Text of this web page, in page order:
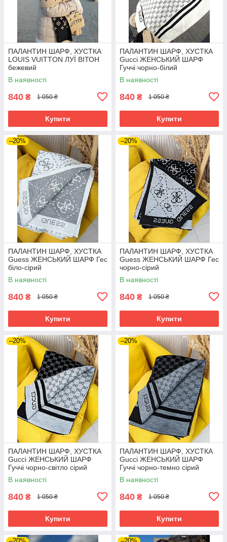
ПАЛАНТИН ШАРФ, ХУСТКА
LOUIS VUITTON ЛУЇ ВІТОН
бежевий
В наявності
840 ₴ 1 050 ₴
Купити
ПАЛАНТИН ШАРФ, ХУСТКА
Gucci ЖЕНСЬКИЙ ШАРФ
Гуччі чорно-білий
В наявності
840 ₴ 1 050 ₴
Купити
–20%
ПАЛАНТИН ШАРФ, ХУСТКА
Guess ЖЕНСЬКИЙ ШАРФ Гес
біло-сірий
В наявності
840 ₴ 1 050 ₴
Купити
–20%
ПАЛАНТИН ШАРФ, ХУСТКА
Guess ЖЕНСЬКИЙ ШАРФ Гес
чорно-сірий
В наявності
840 ₴ 1 050 ₴
Купити
–20%
ПАЛАНТИН ШАРФ, ХУСТКА
Gucci ЖЕНСЬКИЙ ШАРФ
Гуччі чорно-світло сірий
В наявності
840 ₴ 1 050 ₴
Купити
–20%
ПАЛАНТИН ШАРФ, ХУСТКА
Gucci ЖЕНСЬКИЙ ШАРФ
Гуччі чорно-темно сірий
В наявності
840 ₴ 1 050 ₴
Купити